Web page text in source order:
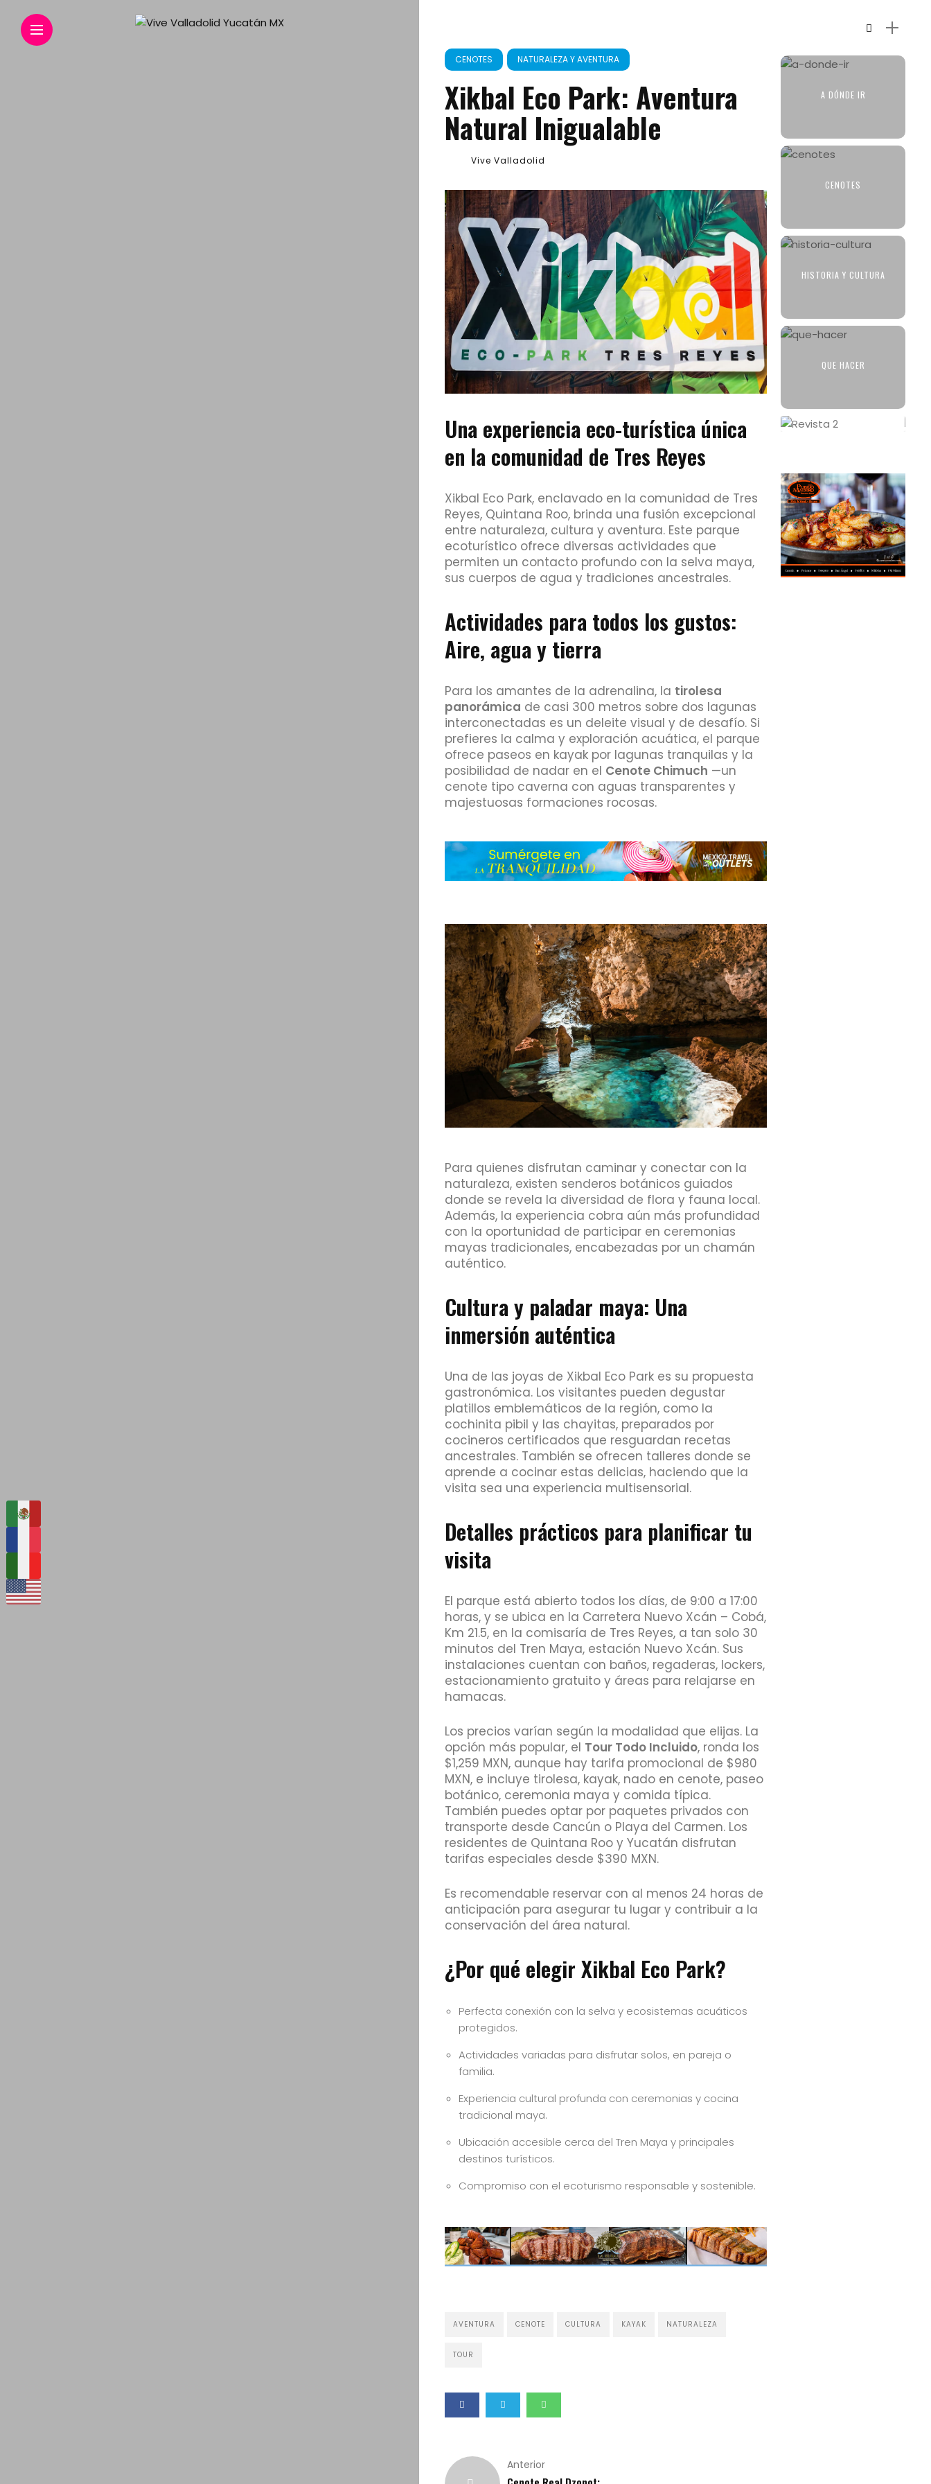
CENOTES NATURALEZA Y AVENTURA
Xikbal Eco Park: Aventura
Natural Inigualable
Vive Valladolid
Una experiencia eco-turística única
en la comunidad de Tres Reyes
Xikbal Eco Park, enclavado en la comunidad de Tres
Reyes, Quintana Roo, brinda una fusión excepcional
entre naturaleza, cultura y aventura. Este parque
ecoturístico ofrece diversas actividades que
permiten un contacto profundo con la selva maya,
sus cuerpos de agua y tradiciones ancestrales.
Actividades para todos los gustos:
Aire, agua y tierra
Para los amantes de la adrenalina, la tirolesa
panorámica de casi 300 metros sobre dos lagunas
interconectadas es un deleite visual y de desafío. Si
prefieres la calma y exploración acuática, el parque
ofrece paseos en kayak por lagunas tranquilas y la
posibilidad de nadar en el Cenote Chimuch —un
cenote tipo caverna con aguas transparentes y
majestuosas formaciones rocosas.
Para quienes disfrutan caminar y conectar con la
naturaleza, existen senderos botánicos guiados
donde se revela la diversidad de flora y fauna local.
Además, la experiencia cobra aún más profundidad
con la oportunidad de participar en ceremonias
mayas tradicionales, encabezadas por un chamán
auténtico.
Cultura y paladar maya: Una
inmersión auténtica
Una de las joyas de Xikbal Eco Park es su propuesta
gastronómica. Los visitantes pueden degustar
platillos emblemáticos de la región, como la
cochinita pibil y las chayitas, preparados por
cocineros certificados que resguardan recetas
ancestrales. También se ofrecen talleres donde se
aprende a cocinar estas delicias, haciendo que la
visita sea una experiencia multisensorial.
Detalles prácticos para planificar tu
visita
El parque está abierto todos los días, de 9:00 a 17:00
horas, y se ubica en la Carretera Nuevo Xcán – Cobá,
Km 21.5, en la comisaría de Tres Reyes, a tan solo 30
minutos del Tren Maya, estación Nuevo Xcán. Sus
instalaciones cuentan con baños, regaderas, lockers,
estacionamiento gratuito y áreas para relajarse en
hamacas.
Los precios varían según la modalidad que elijas. La
opción más popular, el Tour Todo Incluido, ronda los
$1,259 MXN, aunque hay tarifa promocional de $980
MXN, e incluye tirolesa, kayak, nado en cenote, paseo
botánico, ceremonia maya y comida típica.
También puedes optar por paquetes privados con
transporte desde Cancún o Playa del Carmen. Los
residentes de Quintana Roo y Yucatán disfrutan
tarifas especiales desde $390 MXN.
Es recomendable reservar con al menos 24 horas de
anticipación para asegurar tu lugar y contribuir a la
conservación del área natural.
¿Por qué elegir Xikbal Eco Park?
Perfecta conexión con la selva y ecosistemas acuáticos
protegidos.
Actividades variadas para disfrutar solos, en pareja o
familia.
Experiencia cultural profunda con ceremonias y cocina
tradicional maya.
Ubicación accesible cerca del Tren Maya y principales
destinos turísticos.
Compromiso con el ecoturismo responsable y sostenible.
AVENTURA CENOTE CULTURA KAYAK NATURALEZA
TOUR
Anterior
A DÓNDE IR
CENOTES
HISTORIA Y CULTURA
QUE HACER